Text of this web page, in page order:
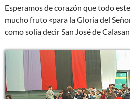
Esperamos de corazón que todo
mucho fruto «para la Gloria del
como solía decir San José de